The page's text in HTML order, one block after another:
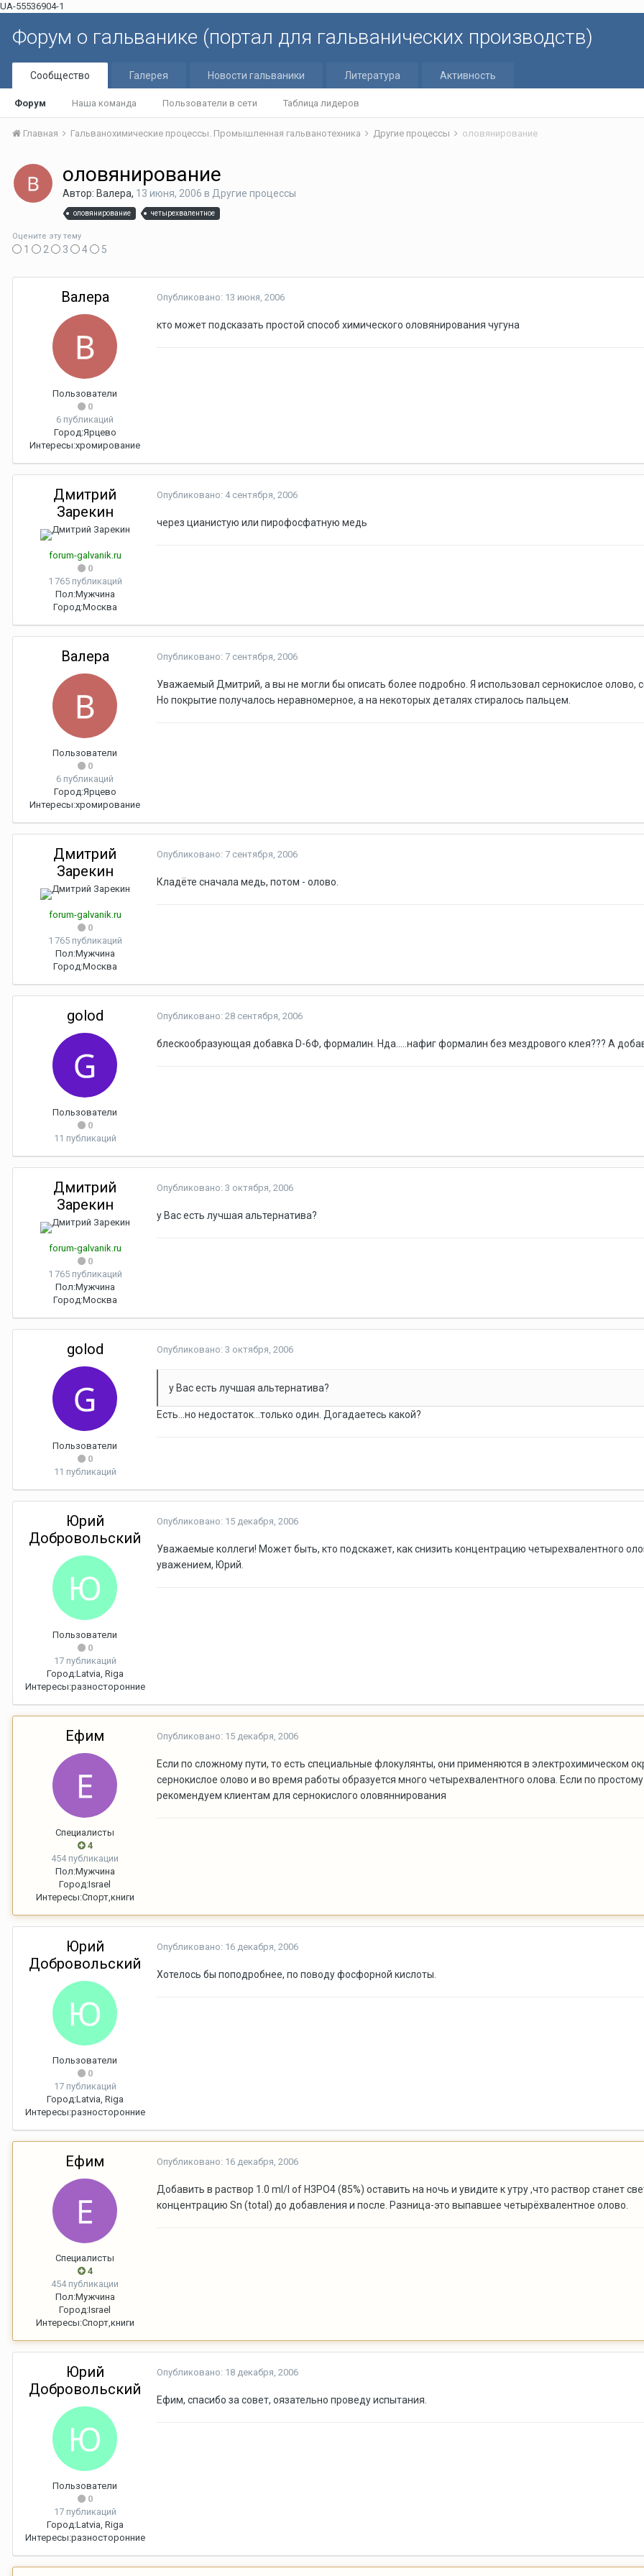
UA-55536904-1
Форум о гальванике (портал для гальванических производств)
Сообщество
Форум Наша команда Пользователи в сети Таблица лидеров
Галерея Новости гальваники Литература Активность
Главная Гальванохимические процессы. Промышленная гальванотехника Другие процессы оловянирование
оловянирование
Автор: Валера, 13 июня, 2006 в Другие процессы
оловянирование четырехвалентное
Оцените эту тему
1 2 3 4 5
Валера
Пользователи
0
6 публикаций
Город:Ярцево
Интересы:хромирование
Опубликовано: 13 июня, 2006
кто может подсказать простой способ химического оловянирования чугуна
Дмитрий
Зарекин
forum-galvanik.ru
0
1 765 публикаций
Пол:Мужчина
Город:Москва
Опубликовано: 4 сентября, 2006
через цианистую или пирофосфатную медь
Валера
Пользователи
0
6 публикаций
Город:Ярцево
Интересы:хромирование
Опубликовано: 7 сентября, 2006
Уважаемый Дмитрий, а вы не могли бы описать более подробно. Я использовал сернокислое
Но покрытие получалось неравномерное, а на некоторых деталях стиралось пальцем.
Дмитрий
Зарекин
forum-galvanik.ru
0
1 765 публикаций
Пол:Мужчина
Город:Москва
Опубликовано: 7 сентября, 2006
Кладёте сначала медь, потом - олово.
golod
Пользователи
0
11 публикаций
Опубликовано: 28 сентября, 2006
блескообразующая добавка D-6Ф, формалин. Нда.....нафиг формалин без мездрового клея??? А
Дмитрий
Зарекин
forum-galvanik.ru
0
1 765 публикаций
Пол:Мужчина
Город:Москва
Опубликовано: 3 октября, 2006
у Вас есть лучшая альтернатива?
golod
Пользователи
0
11 публикаций
Опубликовано: 3 октября, 2006
у Вас есть лучшая альтернатива?
Есть...но недостаток...только один. Догадаетесь какой?
Юрий
Добровольский
Пользователи
0
17 публикаций
Город:Latvia, Riga
Интересы:разносторонние
Опубликовано: 15 декабря, 2006
Уважаемые коллеги! Может быть, кто подскажет, как снизить концентрацию четырехвалентного
уважением, Юрий.
Ефим
Специалисты
4
454 публикации
Пол:Мужчина
Город:Israel
Интересы:Спорт,книги
Опубликовано: 15 декабря, 2006
Если по сложному пути, то есть специальные флокулянты, они применяются в электрохимическом
сернокислое олово и во время работы образуется много четырехвалентного олова. Если по
рекомендуем клиентам для сернокислого оловяннирования
Юрий
Добровольский
Пользователи
0
17 публикаций
Город:Latvia, Riga
Интересы:разносторонние
Опубликовано: 16 декабря, 2006
Хотелось бы поподробнее, по поводу фосфорной кислоты.
Ефим
Специалисты
4
454 публикации
Пол:Мужчина
Город:Israel
Интересы:Спорт,книги
Опубликовано: 16 декабря, 2006
Добавить в раствор 1.0 ml/l of H3PO4 (85%) оставить на ночь и увидите к утру ,что раствор станет
концентрацию Sn (total) до добавления и после. Разница-это выпавшее четырёхвалентное олово.
Юрий
Добровольский
Пользователи
0
17 публикаций
Город:Latvia, Riga
Интересы:разносторонние
Опубликовано: 18 декабря, 2006
Ефим, спасибо за совет, оязательно проведу испытания.